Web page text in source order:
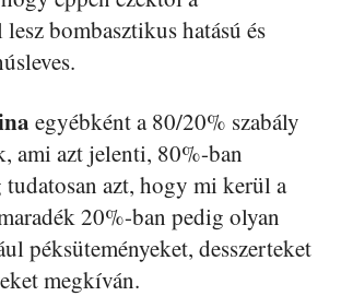
bombasztikus hatású és
egyébként a 80/20% szabály
ami azt jelenti, 80%-ban
tudatosan azt, hogy mi kerül a
20%-ban pedig olyan
péksüteményeket, desszerteket
megkíván.